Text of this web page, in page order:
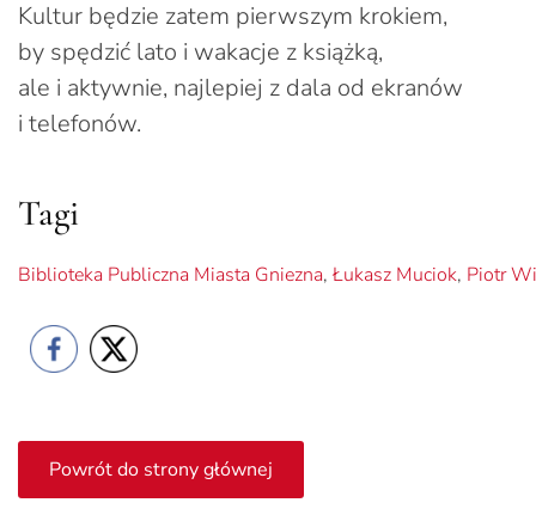
Kultur będzie zatem pierwszym krokiem,
by spędzić lato i wakacje z książką,
ale i aktywnie, najlepiej z dala od ekranów
i telefonów.
Tagi
Biblioteka Publiczna Miasta Gniezna, Łukasz Muciok, Piotr
Powrót do strony głównej